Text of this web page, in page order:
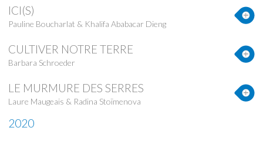
ICI(S)
Pauline Boucharlat & Khalifa Ababacar Dieng
CULTIVER NOTRE TERRE
Barbara Schroeder
LE MURMURE DES SERRES
Laure Maugeais & Radina Stoïmenova
2020